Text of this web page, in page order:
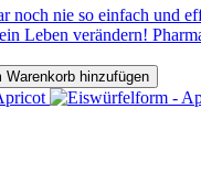
noch nie so einfach und
Leben verändern!
Warenkorb hinzufügen